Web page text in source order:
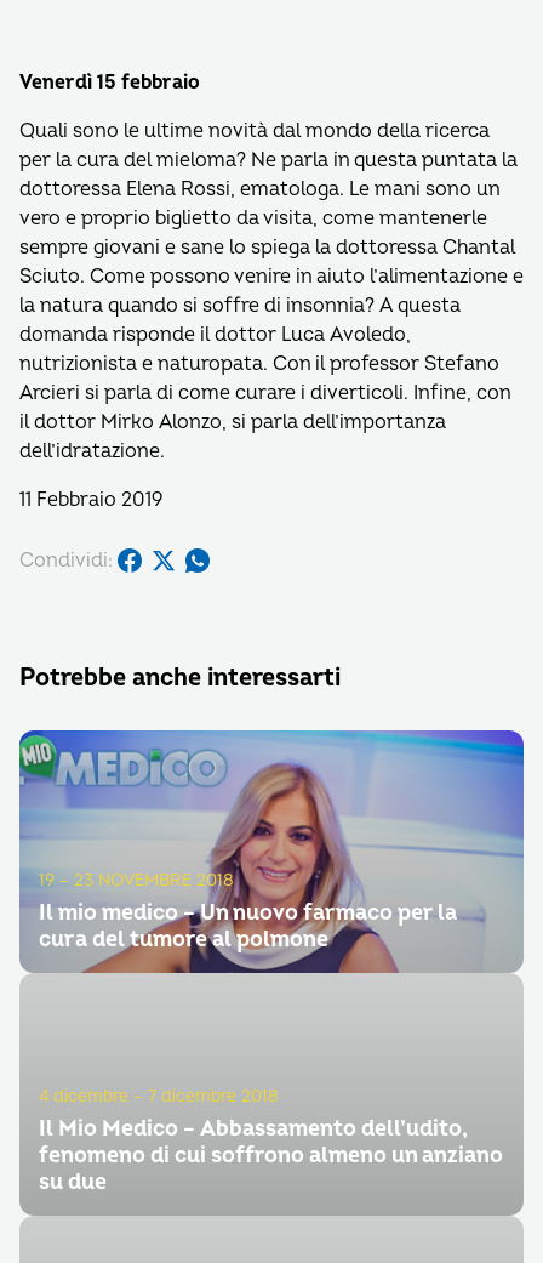
Venerdì 15 febbraio
Quali sono le ultime novità dal mondo della ricerca
per la cura del mieloma? Ne parla in questa puntata la
dottoressa Elena Rossi, ematologa. Le mani sono un
vero e proprio biglietto da visita, come mantenerle
sempre giovani e sane lo spiega la dottoressa Chantal
Sciuto. Come possono venire in aiuto l’alimentazione e
la natura quando si soffre di insonnia? A questa
domanda risponde il dottor Luca Avoledo,
nutrizionista e naturopata. Con il professor Stefano
Arcieri si parla di come curare i diverticoli. Infine, con
il dottor Mirko Alonzo, si parla dell’importanza
dell’idratazione.
11 Febbraio 2019
Condividi:
Potrebbe anche interessarti
19 – 23 NOVEMBRE 2018
Il mio medico – Un nuovo farmaco per la
cura del tumore al polmone
4 dicembre – 7 dicembre 2018
Il Mio Medico – Abbassamento dell’udito,
fenomeno di cui soffrono almeno un anziano
su due